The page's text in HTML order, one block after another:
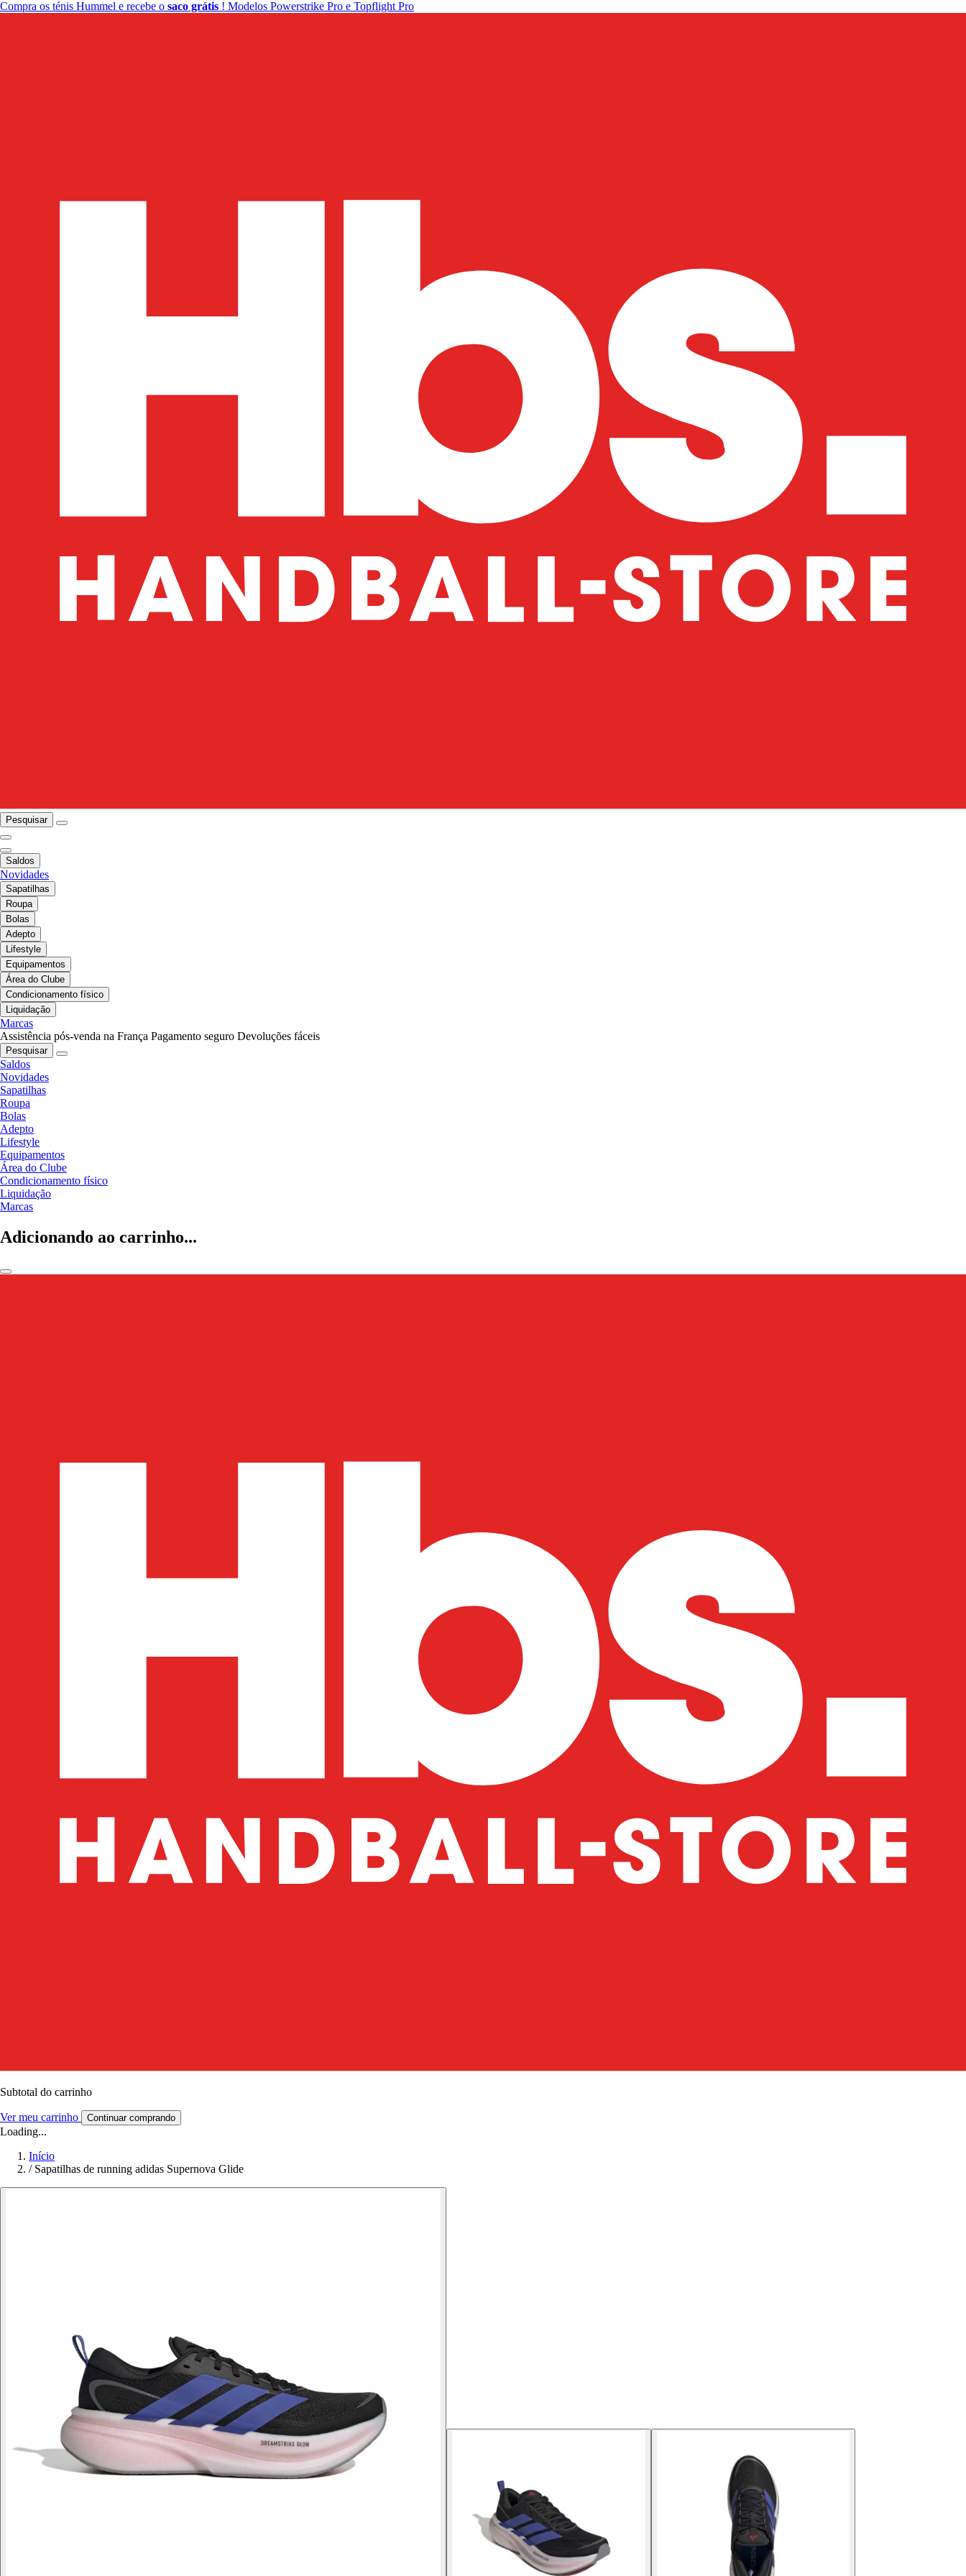
Compra os ténis Hummel e recebe o saco grátis ! Modelos Powerstrike Pro e Topflight Pro
Pesquisar
Saldos
Novidades
Sapatilhas
Roupa
Bolas
Adepto
Lifestyle
Equipamentos
Área do Clube
Condicionamento físico
Liquidação
Marcas
Assistência pós-venda na França Pagamento seguro Devoluções fáceis
Pesquisar
Saldos
Novidades
Sapatilhas
Roupa
Bolas
Adepto
Lifestyle
Equipamentos
Área do Clube
Condicionamento físico
Liquidação
Marcas
Adicionando ao carrinho...
Subtotal do carrinho
Ver meu carrinho Continuar comprando
Loading...
Início
/ Sapatilhas de running adidas Supernova Glide